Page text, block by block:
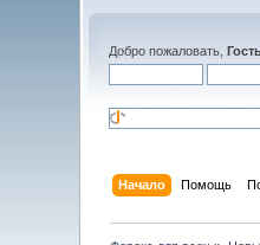
Добро пожаловать,
Начало Помощь